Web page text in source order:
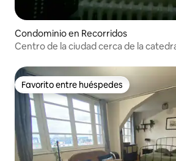
Condominio en Recorridos
Centro de la ciudad cerca de la
Favorito entre huéspedes
Favorito entre huéspedes